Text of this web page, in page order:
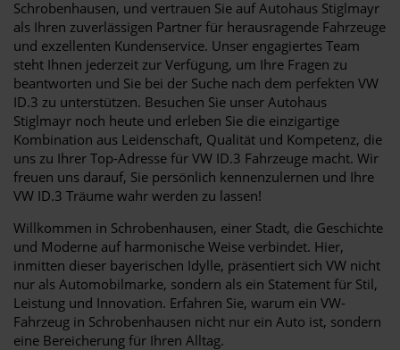
Schrobenhausen, und vertrauen Sie auf Autohaus Stiglmayr
als Ihren zuverlässigen Partner für herausragende Fahrzeuge
und exzellenten Kundenservice. Unser engagiertes Team
steht Ihnen jederzeit zur Verfügung, um Ihre Fragen zu
beantworten und Sie bei der Suche nach dem perfekten VW
ID.3 zu unterstützen. Besuchen Sie unser Autohaus
Stiglmayr noch heute und erleben Sie die einzigartige
Kombination aus Leidenschaft, Qualität und Kompetenz, die
uns zu Ihrer Top-Adresse für VW ID.3 Fahrzeuge macht. Wir
freuen uns darauf, Sie persönlich kennenzulernen und Ihre
VW ID.3 Träume wahr werden zu lassen!
Willkommen in Schrobenhausen, einer Stadt, die Geschichte
und Moderne auf harmonische Weise verbindet. Hier,
inmitten dieser bayerischen Idylle, präsentiert sich VW nicht
nur als Automobilmarke, sondern als ein Statement für Stil,
Leistung und Innovation. Erfahren Sie, warum ein VW-
Fahrzeug in Schrobenhausen nicht nur ein Auto ist, sondern
eine Bereicherung für Ihren Alltag.